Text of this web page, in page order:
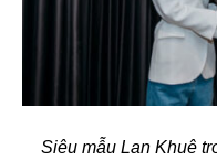
Siêu mẫu Lan Khuê